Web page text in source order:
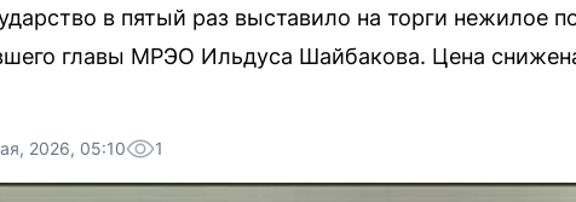
в пятый раз выставило на торги нежилое
главы МРЭО Ильдуса Шайбакова. Цена
2026, 05:10 1